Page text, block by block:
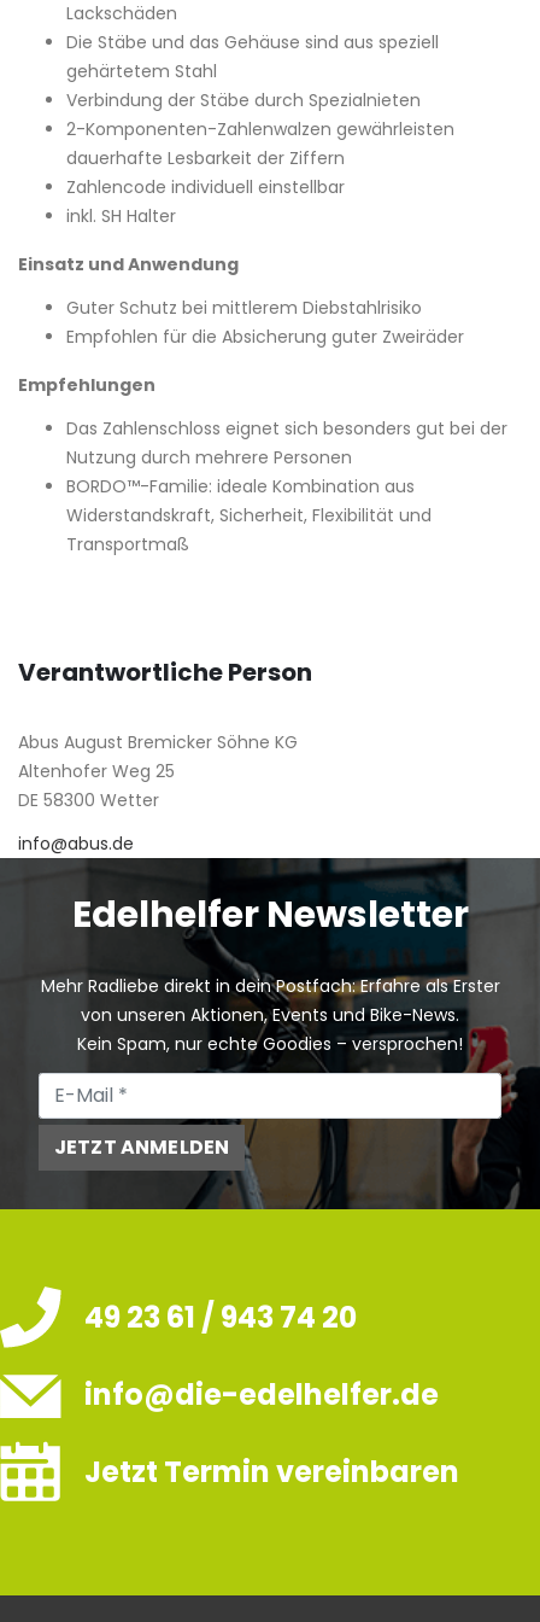
Lackschäden
Die Stäbe und das Gehäuse sind aus speziell
gehärtetem Stahl
Verbindung der Stäbe durch Spezialnieten
2-Komponenten-Zahlenwalzen gewährleisten
dauerhafte Lesbarkeit der Ziffern
Zahlencode individuell einstellbar
inkl. SH Halter
Einsatz und Anwendung
Guter Schutz bei mittlerem Diebstahlrisiko
Empfohlen für die Absicherung guter Zweiräder
Empfehlungen
Das Zahlenschloss eignet sich besonders gut bei der
Nutzung durch mehrere Personen
BORDO™-Familie: ideale Kombination aus
Widerstandskraft, Sicherheit, Flexibilität und
Transportmaß
Verantwortliche Person
Abus August Bremicker Söhne KG
Altenhofer Weg 25
DE 58300 Wetter
info@abus.de
Edelhelfer Newsletter
Mehr Radliebe direkt in dein Postfach: Erfahre als Erster
von unseren Aktionen, Events und Bike-News.
Kein Spam, nur echte Goodies – versprochen!
JETZT ANMELDEN
49 23 61 / 943 74 20
info@die-edelhelfer.de
Jetzt Termin vereinbaren